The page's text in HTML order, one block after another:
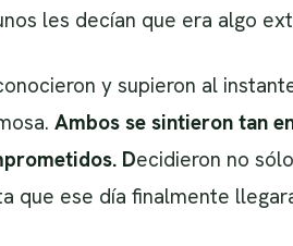
les decían que era algo
y supieron al
Ambos se sintieron tan
Decidieron no
que ese día finalmente